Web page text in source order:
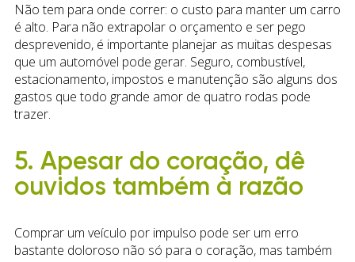
Não tem para onde correr: o custo para manter um carro
é alto. Para não extrapolar o orçamento e ser pego
desprevenido, é importante planejar as muitas despesas
que um automóvel pode gerar. Seguro, combustível,
estacionamento, impostos e manutenção são alguns dos
gastos que todo grande amor de quatro rodas pode
trazer.
5. Apesar do coração, dê
ouvidos também à razão
Comprar um veículo por impulso pode ser um erro
bastante doloroso não só para o coração, mas também